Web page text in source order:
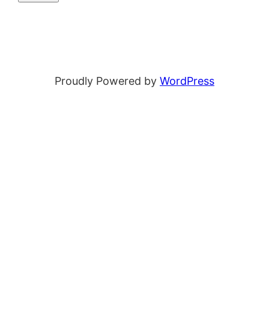
Proudly Powered by WordPress